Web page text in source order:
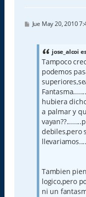
M
Jue May 20, 2010
jose_alcoi
Tampoco
podemos
hubiera
a palmar y
debiles,pero
Tambien
logico,pero
ni un